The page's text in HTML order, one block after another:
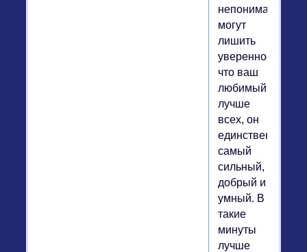
непонимание
могут
лишить
уверенности,
что ваш
любимый
лучше
всех, он
единственный,
самый
сильный,
добрый и
умный. В
такие
минуты
лучше